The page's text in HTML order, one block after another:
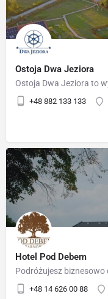
Ostoja Dwa Jeziora
+48 882 133 133
Hotel Pod Debem
+48 14 626 00 88